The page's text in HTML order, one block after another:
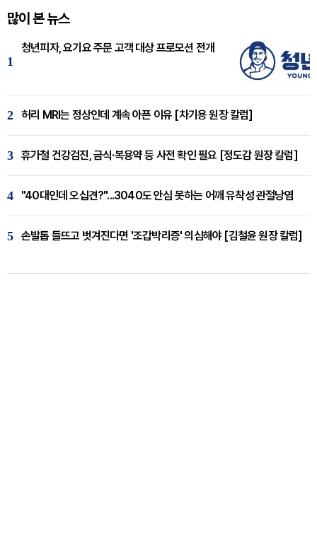
많이 본 뉴스
1
청년피자, 요기요 주문 고객 대상 프로모션 전개
2 허리 MRI는 정상인데 계속 아픈 이유 [차기용 원장 칼럼]
3 휴가철 건강검진, 금식·복용약 등 사전 확인 필요 [정도감 원장 칼럼]
4 "40대인데 오십견?"...3040도 안심 못하는 어깨 유착성 관절낭염
5 손발톱 들뜨고 벗겨진다면 '조갑박리증' 의심해야 [김철윤 원장 칼럼]